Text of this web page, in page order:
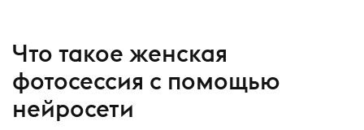
Что такое женская
фотосессия с помощью
нейросети